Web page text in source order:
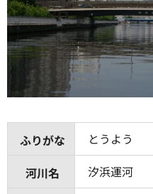
ふりがな
とうよう
河川名
汐浜運河